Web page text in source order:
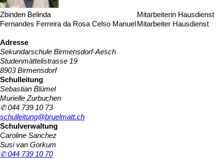
Zbinden Belinda
Mitarbeiterin Hausdienst
Fernandes Ferreira da Rosa Celso Manuel Mitarbeiter Hausdienst
Adresse
Sekundarschule Birmensdorf-Aesch
Studenmättelistrasse 19
8903 Birmensdorf
Schulleitung
Sebastian Blümel
Murielle Zurbuchen
✆ 044 739 10 73
schulleitung@bruelmatt.ch
Schulverwaltung
Caroline Sanchez
Susi van Gorkum
✆ 044 739 10 70